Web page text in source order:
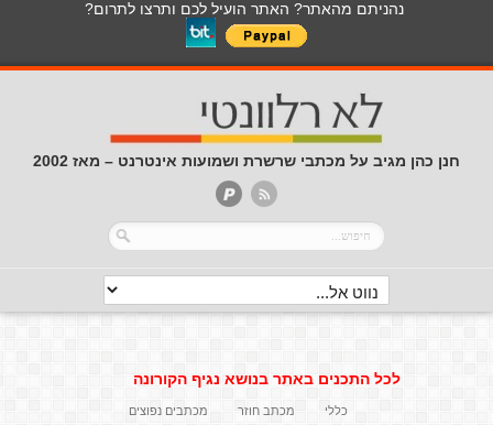
נהניתם מהאתר? האתר הועיל לכם ותרצו לתרום?
חנן כהן מגיב על מכתבי שרשרת ושמועות אינטרנט – מאז 2002
לכל התכנים באתר בנושא נגיף הקורונה
כללי מכתב חוזר
מכתבים נפוצים